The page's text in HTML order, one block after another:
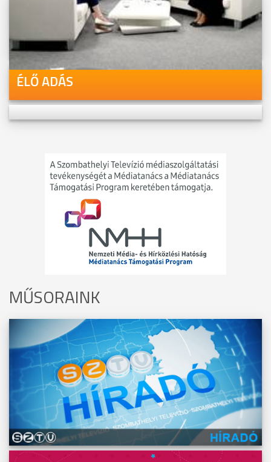
Videóink megtekinthetőek
Youtube-csatornánkon is!
ÉLŐ ADÁS
MŰSORAINK